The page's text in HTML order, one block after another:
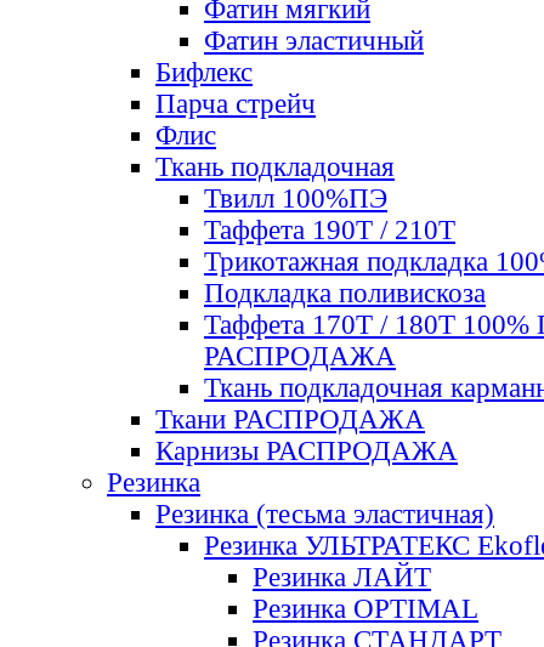
Фатин мягкий
Фатин элаcтичный
Бифлекс
Парча стрейч
Флис
Ткань подкладочная
Твилл 100%ПЭ
Таффета 190Т / 210Т
Трикотажная подкладка
Подкладка поливискоза
Таффета 170Т / 180Т 100%
РАСПРОДАЖА
Ткань подкладочная
Ткани РАСПРОДАЖА
Карнизы РАСПРОДАЖА
Резинка
Резинка (тесьма эластичная)
Резинка УЛЬТРАТЕКС
Резинка ЛАЙТ
Резинка OPTIMAL
Резинка СТАНДАРТ